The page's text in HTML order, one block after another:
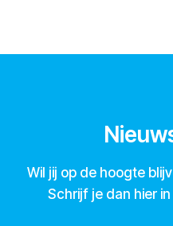
Wil jij op de hoogte
Schrijf je dan hier